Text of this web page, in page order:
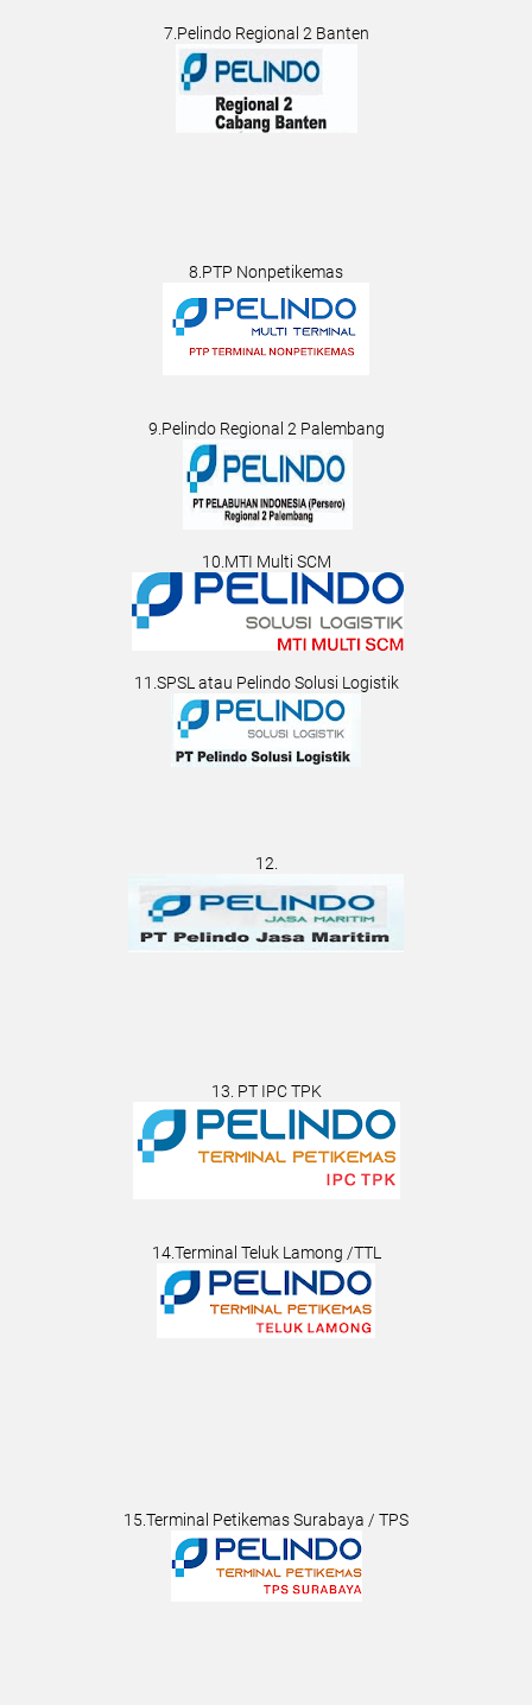
7.Pelindo Regional 2 Banten
8.PTP Nonpetikemas
9.Pelindo Regional 2 Palembang
10.MTI Multi SCM
11.SPSL atau Pelindo Solusi Logistik
12.
13. PT IPC TPK
14.Terminal Teluk Lamong /TTL
15.Terminal Petikemas Surabaya / TPS